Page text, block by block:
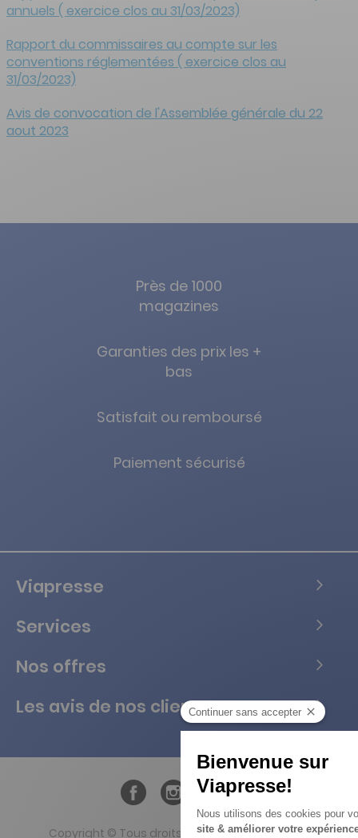
annuels ( exercice clos au 31/03/2023)
Rapport du commissaires au compte sur les
conventions réglementées ( exercice clos au
31/03/2023)
Avis de convocation de l'Assemblée générale du 22
aout 2023
Près de 1000
magazines
Garanties des prix les +
bas
Satisfait ou remboursé
Paiement sécurisé
Viapresse
Services
Nos offres
Les avis de nos clients
Copyright © Tous droits réservés Vialife - 2026.